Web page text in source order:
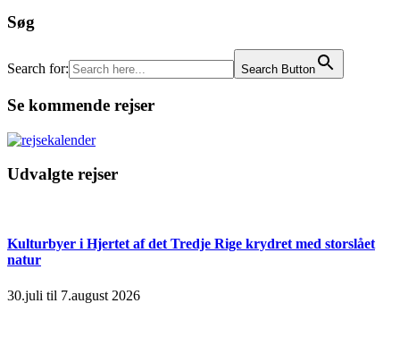
Søg
Search for: Search Button
Se kommende rejser
Udvalgte rejser
Kulturbyer i Hjertet af det Tredje Rige krydret med storslået
natur
30.juli til 7.august 2026